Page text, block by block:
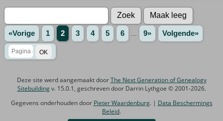
«Vorige 1 2 3 4 5 6 9» Volgende»
Deze site werd aangemaakt doorThe Next Generation of Genealogy
Sitebuildingv. 15.0.1, geschreven door Darrin Lythgoe © 2001-2026.
Gegevens onderhouden door Pieter Waardenburg. | Data Beschermings
Beleid.